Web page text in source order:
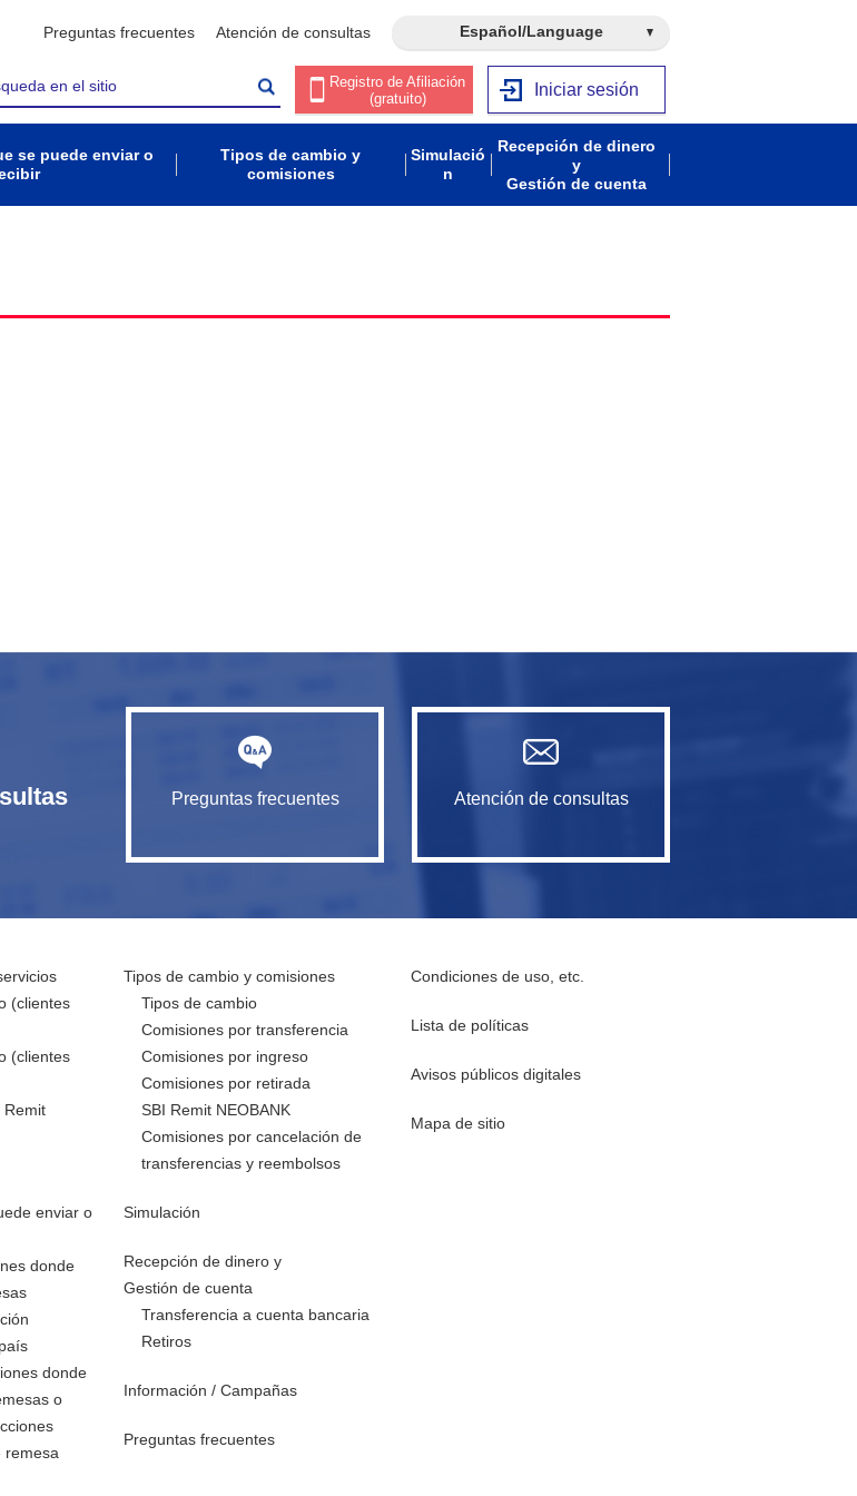
Preguntas frecuentes Atención de consultas Español/Language
Registro de Afiliación
(gratuito)
Iniciar sesión
se puede enviar o
Tipos de cambio y
comisiones
Simulació
n
Recepción de dinero
y
Gestión de cuenta
Preguntas frecuentes Atención de consultas
(clientes
(clientes
Remit
enviar o
donde
donde
o
remesa
Tipos de cambio y comisiones
Tipos de cambio
Comisiones por transferencia
Comisiones por ingreso
Comisiones por retirada
SBI Remit NEOBANK
Comisiones por cancelación de
transferencias y reembolsos
Simulación
Recepción de dinero y
Gestión de cuenta
Transferencia a cuenta bancaria
Retiros
Información / Campañas
Preguntas frecuentes
Condiciones de uso, etc.
Lista de políticas
Avisos públicos digitales
Mapa de sitio